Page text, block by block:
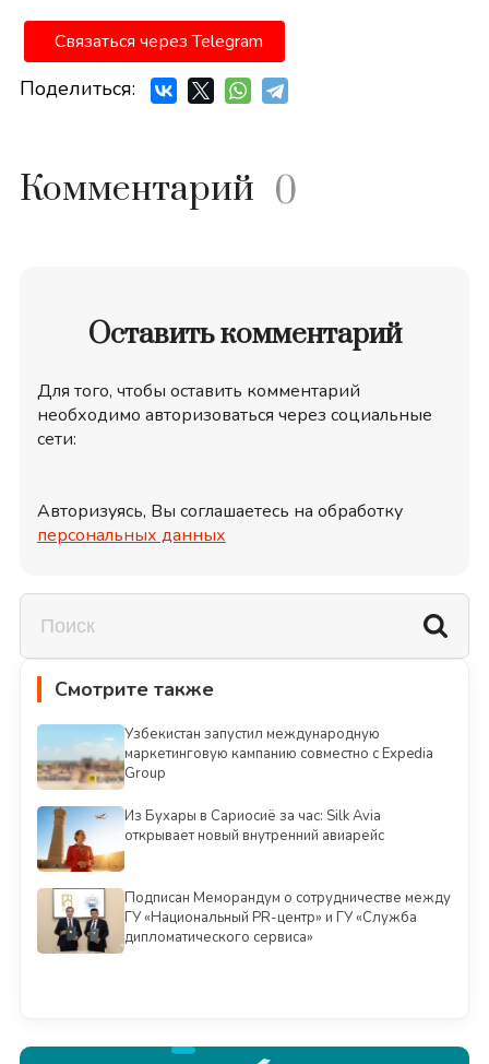
Связаться через Telegram
Поделиться:
Комментарий 0
Оставить комментарий
Для того, чтобы оставить комментарий
необходимо авторизоваться через социальные
сети:
Авторизуясь, Вы соглашаетесь на обработку
персональных данных
Смотрите также
Узбекистан запустил международную
маркетинговую кампанию совместно с Expedia
Group
Из Бухары в Сариосиё за час: Silk Avia
открывает новый внутренний авиарейс
Подписан Меморандум о сотрудничестве между
ГУ «Национальный PR-центр» и ГУ «Служба
дипломатического сервиса»